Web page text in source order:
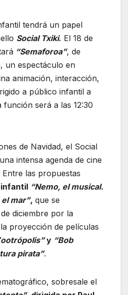
tendrá un papel
Social Txiki. El 18 de
“Semaforoa”, de
, un espectáculo en
animación, interacción,
a público infantil a
función será a las 12:30
de Navidad, el Social
intensa agenda de cine
las propuestas
“Nemo, el musical.
mar”, que se
diciembre por la
proyección de películas
y “Bob
pirata”.
sobresale el